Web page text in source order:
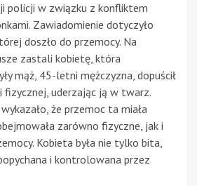
policji w związku z konfliktem
Zawiadomienie dotyczyło
doszło do przemocy. Na
zastali kobietę, która
mąż, 45-letni mężczyzna, dopuścił
fizycznej, uderzając ją w twarz.
że przemoc ta miała
zarówno fizyczne, jak i
Kobieta była nie tylko bita,
i kontrolowana przez